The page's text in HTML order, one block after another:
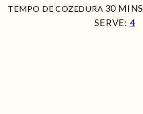
TEMPO DE COZEDURA 30MIN
MINS
SERVE: 4